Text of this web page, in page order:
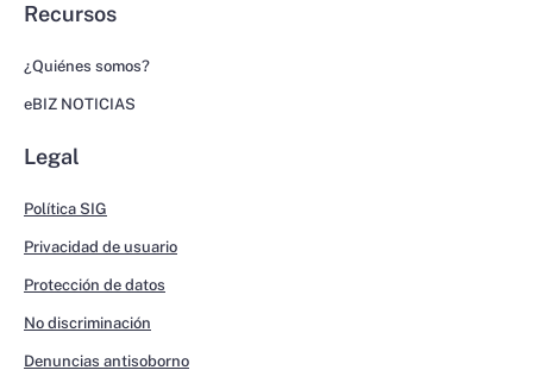
Recursos
¿Quiénes somos?
eBIZ NOTICIAS
Legal
Política SIG
Privacidad de usuario
Protección de datos
No discriminación
Denuncias antisoborno